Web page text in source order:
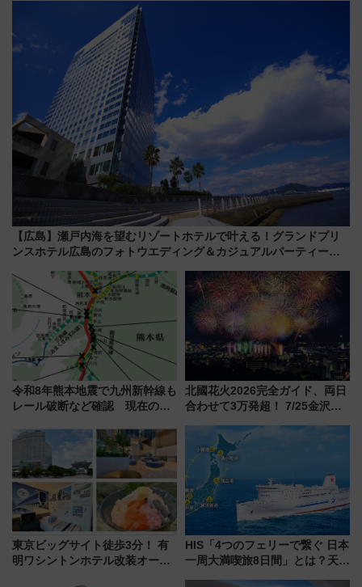
リサーチ」本格謎解き・グッズ
【広島】瀬戸内海を望むリゾートホテルで叶える！グランドプリ
ンスホテル広島のフォトウエディング＆カジュアルパーティープ
令和8年熊本地震で九州新幹線も
レール破断など確認 現在の運
響
北國花火2026完全ガイド、両日
合わせて3万発超！ 7/25金沢大
会の日程・アクセス・観覧席ま
とめ（石川県）
東京ビッグサイト徒歩3分！ 有
明ワシントンホテル改装オープ
HIS「4つのフェリーで繋ぐ 日本
一周大満喫旅8日間」とは？天橋